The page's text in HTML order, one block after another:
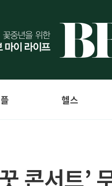
헬스
콘서트’